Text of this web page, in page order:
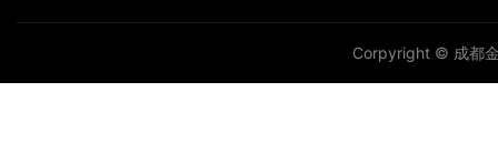
Corpyright © 成都